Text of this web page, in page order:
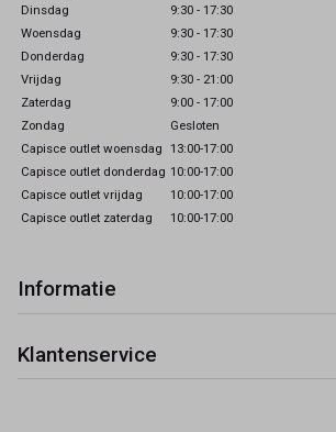
Dinsdag
9:30 - 17:30
Woensdag
9:30 - 17:30
Donderdag
9:30 - 17:30
Vrijdag
9:30 - 21:00
Zaterdag
9:00 - 17:00
Zondag
Gesloten
Capisce outlet woensdag 13:00-17:00
Capisce outlet donderdag 10:00-17:00
Capisce outlet vrijdag
10:00-17:00
Capisce outlet zaterdag
10:00-17:00
Informatie
Klantenservice